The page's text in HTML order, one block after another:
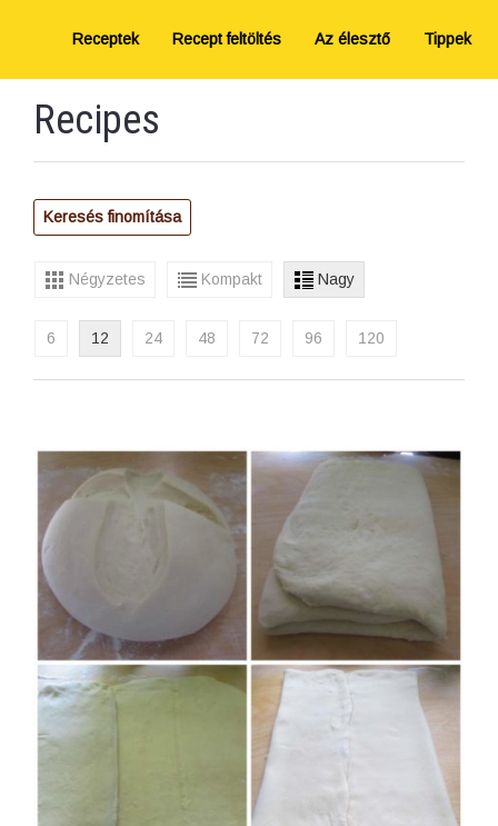
Receptek Recept feltöltés Az élesztő Tippek
Recipes
Keresés finomítása
Négyzetes Kompakt Nagy
6 12 24 48 72 96 120